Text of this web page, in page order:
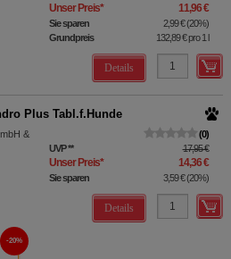
Unser Preis* 11,96 €
Sie sparen 2,99 €(20%)
Grundpreis
132,89 €pro 1 l
Details
Plus Tabl.f.Hunde
&
0
UVP** 17,95 €
Unser Preis* 14,36 €
Sie sparen 3,59 €(20%)
Details
20%